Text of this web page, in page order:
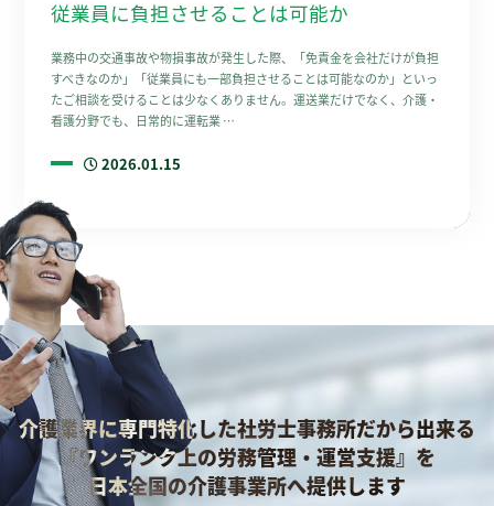
従業員に負担させることは可能か
業務中の交通事故や物損事故が発生した際、「免責金を会社だけが負担
すべきなのか」「従業員にも一部負担させることは可能なのか」といっ
たご相談を受けることは少なくありません。運送業だけでなく、介護・
看護分野でも、日常的に運転業 …
2026.01.15
介護業界に専門特化した社労士事務所だから出来る
『ワンランク上の労務管理・運営支援』を
日本全国の介護事業所へ提供します